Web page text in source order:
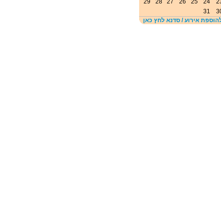
24
25
26
27
28
29
31
אירוע / סדנא לחץ כאן